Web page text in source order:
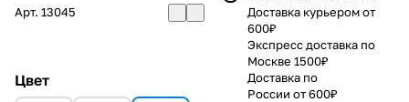
Арт. 13045
Цвет
Доставка курьером от
600₽
Экспресс доставка по
Москве 1500₽
Доставка по
России от 600₽